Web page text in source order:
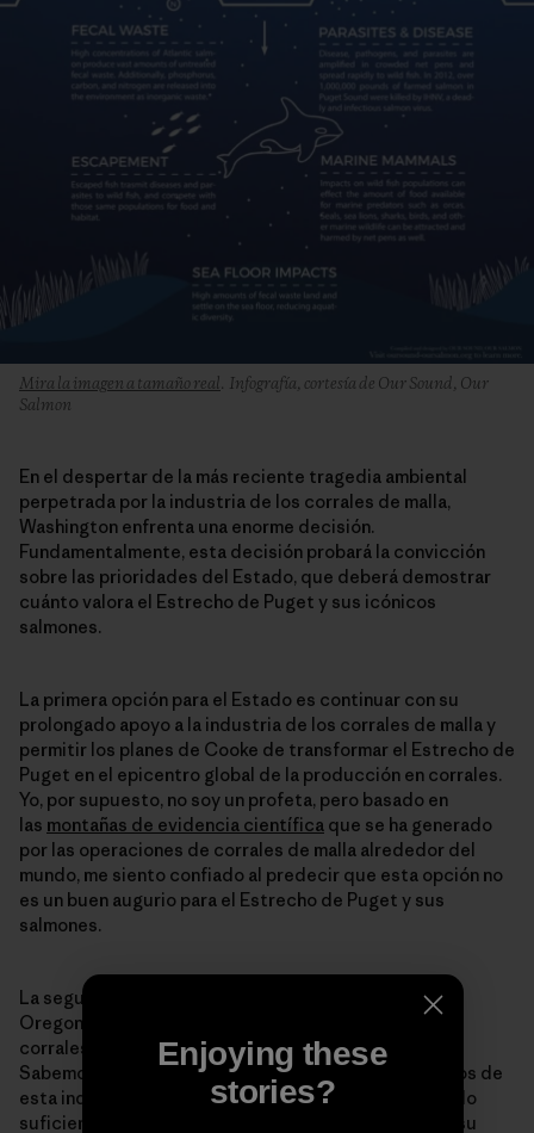
Mira la imagen a tamaño real. Infografía, cortesía de Our Sound, Our
Salmon
En el despertar de la más reciente tragedia ambiental
perpetrada por la industria de los corrales de malla,
Washington enfrenta una enorme decisión.
Fundamentalmente, esta decisión probará la convicción
sobre las prioridades del Estado, que deberá demostrar
cuánto valora el Estrecho de Puget y sus icónicos
salmones.
La primera opción para el Estado es continuar con su
prolongado apoyo a la industria de los corrales de malla y
permitir los planes de Cooke de transformar el Estrecho de
Puget en el epicentro global de la producción en corrales.
Yo, por supuesto, no soy un profeta, pero basado en
las montañas de evidencia científica que se ha generado
por las operaciones de corrales de malla alrededor del
mundo, me siento confiado al predecir que esta opción no
es un buen augurio para el Estrecho de Puget y sus
salmones.
La segunda opción es seguir los pasos de California,
Oregon y Alaska, que no permiten a la industria de los
corrales para salmón atlántico operar en sus aguas.
Sabemos lo suficiente como para saber que los costos de
esta industria exceden a los beneficios. Y valoramos lo
suficiente el Estrecho de Puget como para priorizar su
Enjoying these
stories?